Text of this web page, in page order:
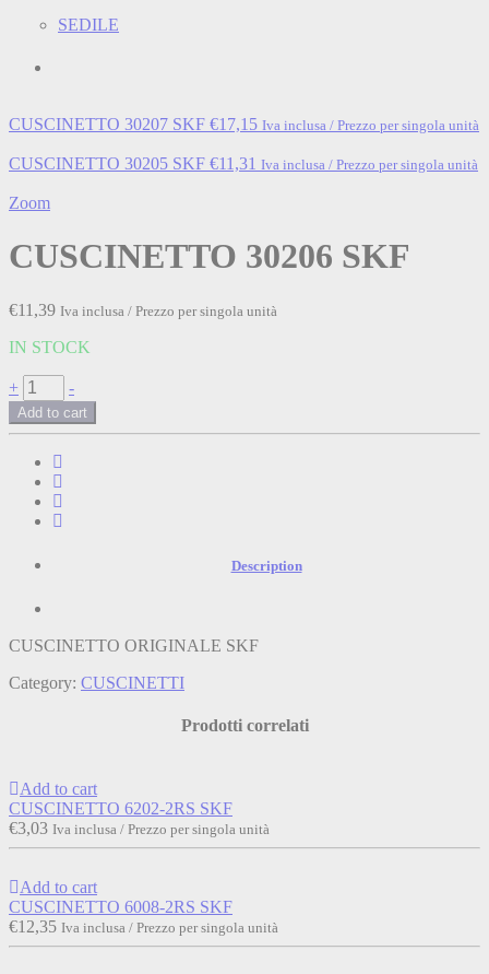
SEDILE
CUSCINETTO 30207 SKF €17,15 Iva inclusa / Prezzo per singola unità
CUSCINETTO 30205 SKF €11,31 Iva inclusa / Prezzo per singola unità
Zoom
CUSCINETTO 30206 SKF
€11,39 Iva inclusa / Prezzo per singola unità
IN STOCK
CUSCINETTO
30206
SKF
+ -
Add to cart
Description
CUSCINETTO ORIGINALE SKF
Category: CUSCINETTI
Prodotti correlati
Add to cart
CUSCINETTO 6202-2RS SKF
€3,03 Iva inclusa / Prezzo per singola unità
Add to cart
CUSCINETTO 6008-2RS SKF
€12,35 Iva inclusa / Prezzo per singola unità